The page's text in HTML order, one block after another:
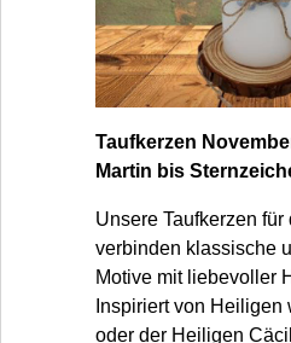
Taufkerzen
Martin bis
Unsere Taufkerzen
verbinden klassische
Motive mit liebevoller
Inspiriert von Heiligen
oder der Heiligen